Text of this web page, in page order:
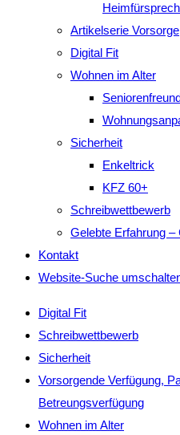
Artikelserie
Digital Fit
Wohnen im Alter
Sicherheit
Enkeltrick
KFZ 60+
Schreibwettbewerb
Gelebte Erfahrung
Kontakt
Website-Suche
Digital Fit
Schreibwettbewerb
Sicherheit
Vorsorgende Verfügung,
Betreungsverfügung
Wohnen im Alter